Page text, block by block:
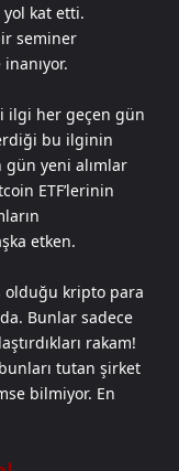
yol kat etti.
seminer
ilgi her geçen gün
bu ilginin
gün yeni alımlar
ETF’lerinin
etken.
olduğu kripto para
Bunlar sadece
rakam!
tutan şirket
bilmiyor. En